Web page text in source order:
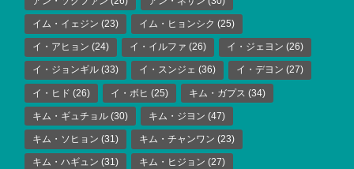
イム・イェジン (23) イム・ヒョンシク (25)
イ・アヒョン (24) イ・イルファ (26) イ・ジェヨン (26)
イ・ジョンギル (33) イ・スンジェ (36) イ・デヨン (27)
イ・ヒド (26) イ・ボヒ (25) キム・ガプス (34)
キム・ギュチョル (30) キム・ジヨン (47)
キム・ソヒョン (31) キム・チャンワン (23)
キム・ハギュン (31) キム・ヒジョン (27)